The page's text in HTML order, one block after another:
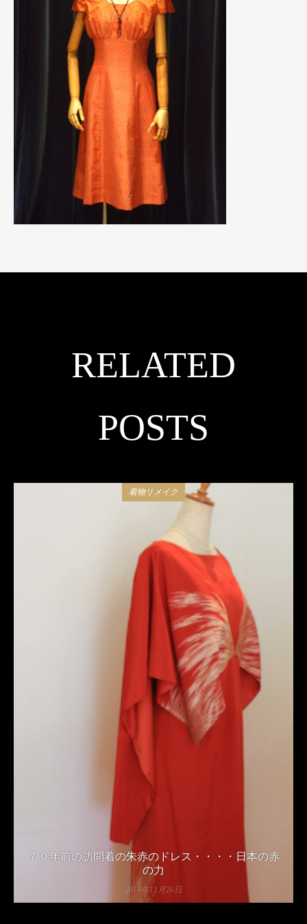
RELATED
POSTS
着物リメイク
７０年前の訪問着の朱赤のドレス・・・・日本の赤
の力
2014年11月26日